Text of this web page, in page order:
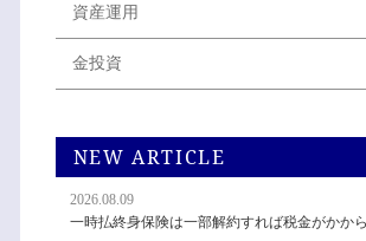
資産運用
金投資
NEW ARTICLE
2026.08.09
一時払終身保険は一部解約すれば税金がかか